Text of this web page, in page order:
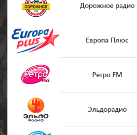
Дорожное радио
Европа Плюс
Ретро FM
Эльдорадио